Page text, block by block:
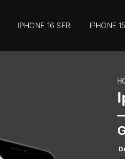
IPHONE 16 SERI IPHONE